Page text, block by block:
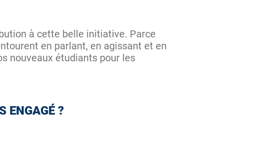
à cette belle initiative. Parce
en parlant, en agissant et en
nouveaux étudiants pour les
ENGAGÉ ?